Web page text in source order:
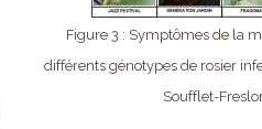
Figure 3 : Symptômes de la
différents génotypes de rosier
Soufflet-